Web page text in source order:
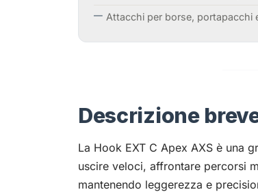
Attacchi per borse, portapacchi
Descrizione
La Hook EXT C Apex AXS è una
uscire veloci, affrontare percorsi
mantenendo leggerezza e